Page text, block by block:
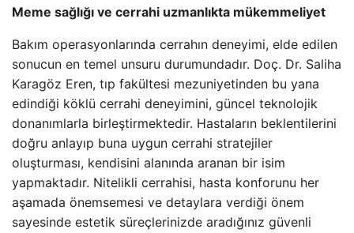
Meme sağlığı ve cerrahi uzmanlıkta mükemmeliyet
Bakım operasyonlarında cerrahın deneyimi, elde edilen
sonucun en temel unsuru durumundadır. Doç. Dr. Saliha
Karagöz Eren, tıp fakültesi mezuniyetinden bu yana
edindiği köklü cerrahi deneyimini, güncel teknolojik
donanımlarla birleştirmektedir. Hastaların beklentilerini
doğru anlayıp buna uygun cerrahi stratejiler
oluşturması, kendisini alanında aranan bir isim
yapmaktadır. Nitelikli cerrahisi, hasta konforunu her
aşamada önemsemesi ve detaylara verdiği önem
sayesinde estetik süreçlerinizde aradığınız güvenli